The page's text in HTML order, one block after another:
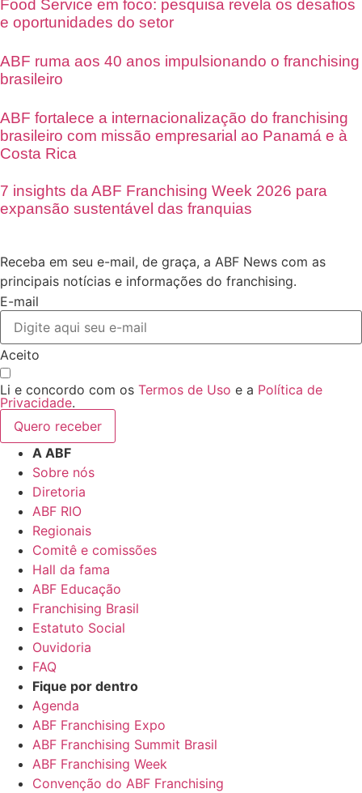
Food Service em foco: pesquisa revela os desafios
e oportunidades do setor
ABF ruma aos 40 anos impulsionando o franchising
brasileiro
ABF fortalece a internacionalização do franchising
brasileiro com missão empresarial ao Panamá e à
Costa Rica
7 insights da ABF Franchising Week 2026 para
expansão sustentável das franquias
Receba em seu e-mail, de graça, a ABF News com as
principais notícias e informações do franchising.
E-mail
Aceito
Li e concordo com os Termos de Uso e a Política de
Privacidade.
Quero receber
A ABF
Sobre nós
Diretoria
ABF RIO
Regionais
Comitê e comissões
Hall da fama
ABF Educação
Franchising Brasil
Estatuto Social
Ouvidoria
FAQ
Fique por dentro
Agenda
ABF Franchising Expo
ABF Franchising Summit Brasil
ABF Franchising Week
Convenção do ABF Franchising